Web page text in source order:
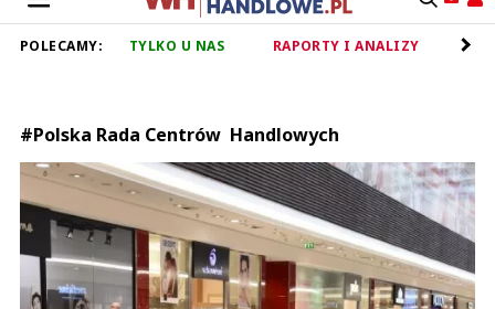
POLECAMY: TYLKO U NAS RAPORTY I ANALIZY
#Polska Rada Centrów Handlowych